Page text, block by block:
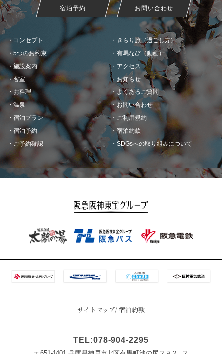
宿泊予約 お問い合わせ
コンセプト
5つのお約束
施設案内
客室
お料理
温泉
きらり旅（過ごし方）
有馬なび（動画）
アクセス
お知らせ
宿泊プラン
宿泊予約
ご予約確認
よくあるご質問
お問い合わせ
ご利用規約
宿泊約款
SDGsへの取り組みについて
サイトマップ 宿泊約款
TEL:078-904-2295